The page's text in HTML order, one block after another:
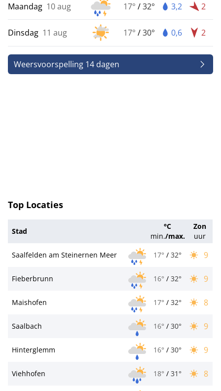
Maandag 10 aug 17° /32° 3,2 2
Dinsdag 11 aug 17° /30° 0,6 2
Weersvoorspelling 14 dagen
Top Locaties
Stad
°C
min./max.
Zon
uur
Saalfelden am Steinernen Meer
17° / 32° 9
Fieberbrunn 16° / 32° 9
Maishofen 17° / 32° 8
Saalbach 16° / 30° 9
Hinterglemm 16° / 30° 9
Viehhofen 18° / 31° 8